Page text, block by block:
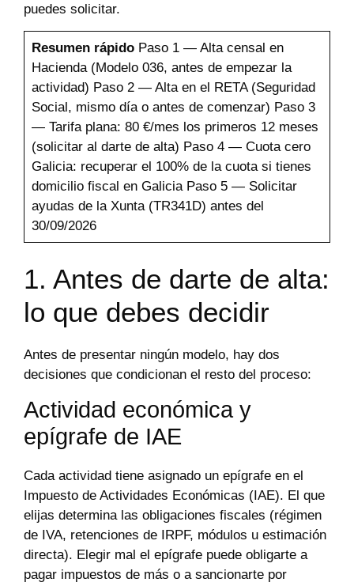
puedes solicitar.
Resumen rápidoPaso 1 — Alta censal en
Hacienda (Modelo 036, antes de empezar la
actividad) Paso 2 — Alta en el RETA (Seguridad
Social, mismo día o antes de comenzar) Paso 3
— Tarifa plana: 80 €/mes los primeros 12 meses
(solicitar al darte de alta) Paso 4 — Cuota cero
Galicia: recuperar el 100% de la cuota si tienes
domicilio fiscal en Galicia Paso 5 — Solicitar
ayudas de la Xunta (TR341D) antes del
30/09/2026
1. Antes de darte de alta:
lo que debes decidir
Antes de presentar ningún modelo, hay dos
decisiones que condicionan el resto del proceso:
Actividad económica y
epígrafe de IAE
Cada actividad tiene asignado un epígrafe en el
Impuesto de Actividades Económicas (IAE). El que
elijas determina las obligaciones fiscales (régimen
de IVA, retenciones de IRPF, módulos u estimación
directa). Elegir mal el epígrafe puede obligarte a
pagar impuestos de más o a sancionarte por